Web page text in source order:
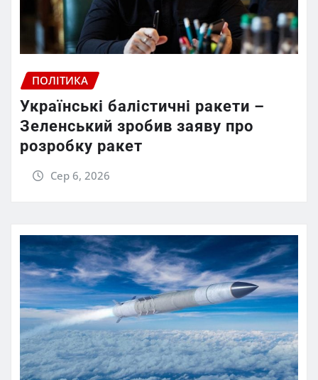
ПОЛІТИКА
Українські балістичні ракети –
Зеленський зробив заяву про
розробку ракет
Сер 6, 2026